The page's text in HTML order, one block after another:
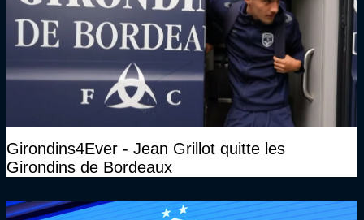
Girondins4Ever - Jean Grillot quitte les
Girondins de Bordeaux